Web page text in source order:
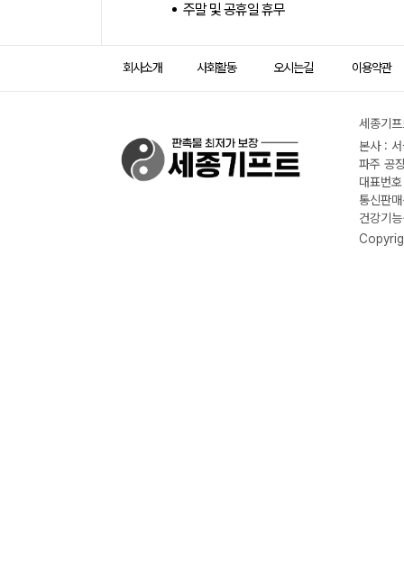
주말 및 공휴일 휴무
회사소개 사회활동 오시는길 이용약관
세종기
본사 :
파주 공
대표번
통신판
건강기